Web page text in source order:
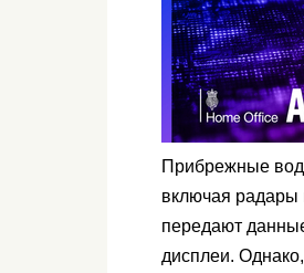
Прибрежные
включая радары
передают
дисплеи.